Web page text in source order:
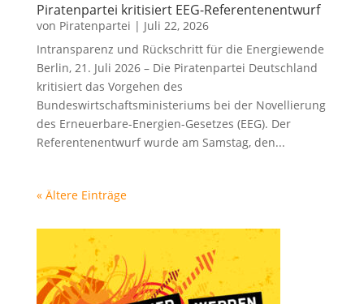
Piratenpartei kritisiert EEG-Referentenentwurf
von Piratenpartei | Juli 22, 2026
Intransparenz und Rückschritt für die Energiewende
Berlin, 21. Juli 2026 – Die Piratenpartei Deutschland
kritisiert das Vorgehen des
Bundeswirtschaftsministeriums bei der Novellierung
des Erneuerbare-Energien-Gesetzes (EEG). Der
Referentenentwurf wurde am Samstag, den...
« Ältere Einträge